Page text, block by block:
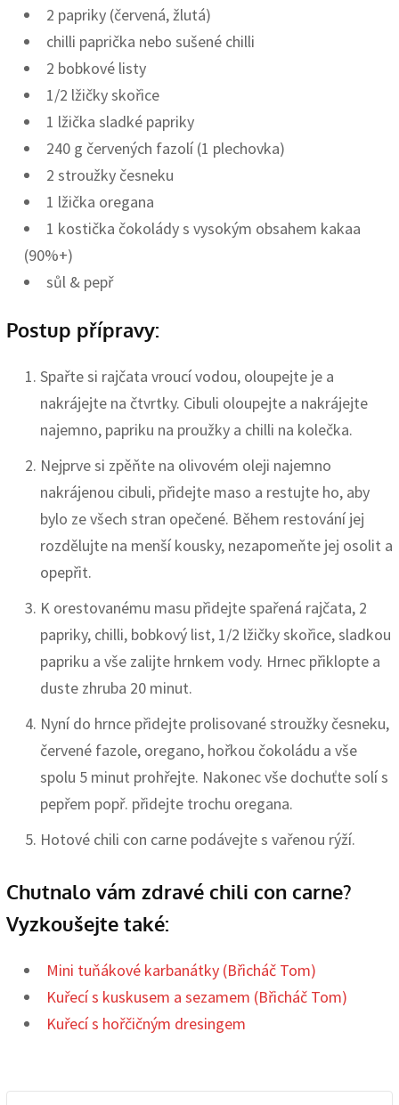
2 papriky (červená, žlutá)
chilli paprička nebo sušené chilli
2 bobkové listy
1/2 lžičky skořice
1 lžička sladké papriky
240 g červených fazolí (1 plechovka)
2 stroužky česneku
1 lžička oregana
1 kostička čokolády s vysokým obsahem kakaa
(90%+)
sůl & pepř
Postup přípravy:
Spařte si rajčata vroucí vodou, oloupejte je a
nakrájejte na čtvrtky. Cibuli oloupejte a nakrájejte
najemno, papriku na proužky a chilli na kolečka.
Nejprve si zpěňte na olivovém oleji najemno
nakrájenou cibuli, přidejte maso a restujte ho, aby
bylo ze všech stran opečené. Během restování jej
rozdělujte na menší kousky, nezapomeňte jej osolit a
opepřit.
K orestovanému masu přidejte spařená rajčata, 2
papriky, chilli, bobkový list, 1/2 lžičky skořice, sladkou
papriku a vše zalijte hrnkem vody. Hrnec přiklopte a
duste zhruba 20 minut.
Nyní do hrnce přidejte prolisované stroužky česneku,
červené fazole, oregano, hořkou čokoládu a vše
spolu 5 minut prohřejte. Nakonec vše dochuťte solí s
pepřem popř. přidejte trochu oregana.
Hotové chili con carne podávejte s vařenou rýží.
Chutnalo vám zdravé chili con carne?
Vyzkoušejte také:
Mini tuňákové karbanátky (Břicháč Tom)
Kuřecí s kuskusem a sezamem (Břicháč Tom)
Kuřecí s hořčičným dresingem